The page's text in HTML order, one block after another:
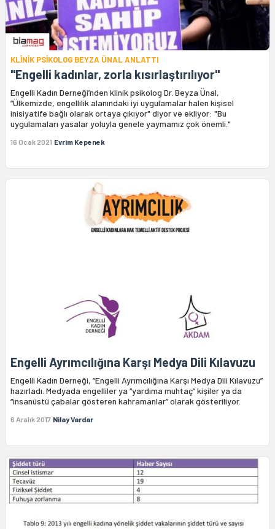
KLİNİK PSİKOLOG BEYZA ÜNAL ANLATTI
"Engelli kadınlar, zorla kısırlaştırılıyor"
Engelli Kadın Derneği’nden klinik psikolog Dr. Beyza Ünal,
“Ülkemizde, engellilik alanındaki iyi uygulamalar halen kişisel
inisiyatife bağlı olarak ortaya çıkıyor" diyor ve ekliyor: "Bu
uygulamaları yasalar yoluyla genele yaymamız çok önemli."
16 Ocak 2021 Evrim Kepenek
Engelli Ayrımcılığına Karşı Medya Dili Kılavuzu
Engelli Kadın Derneği, “Engelli Ayrımcılığına Karşı Medya Dili Kılavuzu”
hazırladı. Medyada engelliler ya “yardıma muhtaç” kişiler ya da
“insanüstü çabalar gösteren kahramanlar” olarak gösteriliyor.
6 Aralık 2017 Nilay Vardar